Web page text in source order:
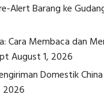
Alert Barang ke
Cara Membaca dan
August 1, 2026
Domestik
2026